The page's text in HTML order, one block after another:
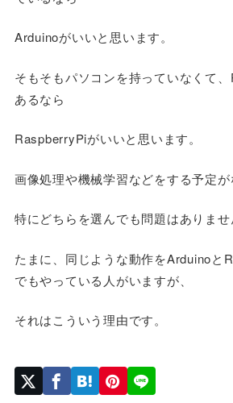
Arduinoがいいと思います。
そもそもパソコンを持っていなくて
あるなら
RaspberryPiがいいと思います。
画像処理や機械学習などをする予定
特にどちらを選んでも問題はありませ
たまに、同じような動作をArduinoと
でもやっている人がいますが、
それはこういう理由です。